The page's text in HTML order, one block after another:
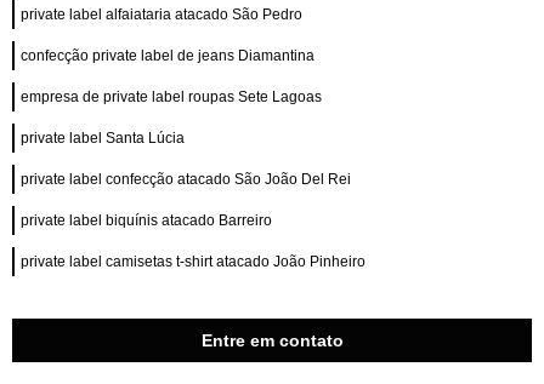
private label alfaiataria atacado São Pedro
confecção private label de jeans Diamantina
empresa de private label roupas Sete Lagoas
private label Santa Lúcia
private label confecção atacado São João Del Rei
private label biquínis atacado Barreiro
private label camisetas t-shirt atacado João Pinheiro
Entre em contato